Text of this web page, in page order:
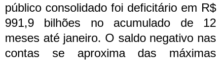
público consolidado foi deficitário em R$
991,9 bilhões no acumulado de 12
meses até janeiro. O saldo negativo nas
contas se aproxima das máximas